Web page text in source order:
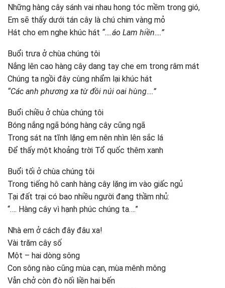
Những hàng cây sánh vai nhau hong tóc mềm trong gió,
Em sẽ thấy dưới tán cây là chú chim vàng mỏ
Hát cho em nghe khúc hát “….áo Lam hiền….”
Buổi trưa ở chùa chúng tôi
Nắng lên cao hàng cây dang tay che em trong râm mát
Chúng ta ngồi đây cùng nhẩm lại khúc hát
“Các anh phương xa từ đồi núi oai hùng….”
Buổi chiều ở chùa chúng tôi
Bóng nắng ngã bóng hàng cây cũng ngã
Trong sát na tĩnh lặng em nên nhìn lên sắc lá
Để thấy một khoảng trời Tổ quốc thêm xanh
Buổi tối ở chùa chúng tôi
Trong tiếng hô canh hàng cây lặng im vào giấc ngủ
Tại đất trại có bao nhiều người đang thầm nhủ:
“…. Hàng cây vì hạnh phúc chúng ta….”
Nhà em ở cách đây đâu xa!
Vài trăm cây số
Một – hai dòng sông
Con sông nào cũng mùa cạn, mùa mênh mông
Vẫn chở còn đò nối liền hai bến